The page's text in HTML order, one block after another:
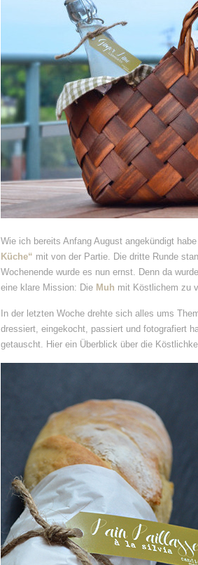
Wie ich bereits Anfang August angekündigt
Küche“ mit von der Partie. Die dritte Runde
Wochenende wurde es nun ernst. Denn da
eine klare Mission: Die Muh mit Köstlichem zu
In der letzten Woche drehte sich alles ums
dressiert, eingekocht, passiert und fotografiert
getauscht. Hier ein Überblick über die